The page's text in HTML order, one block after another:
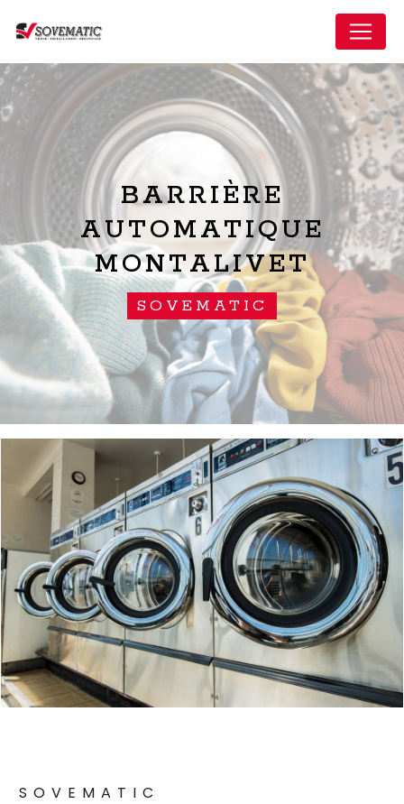
BARRIÈRE
AUTOMATIQUE
MONTALIVET
SOVEMATIC
SOVEMATIC